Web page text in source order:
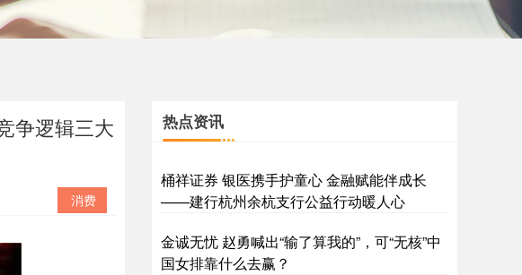
争逻辑三大
消费
热点资讯
桶祥证券 银医携手护童心 金融赋能伴成长
——建行杭州余杭支行公益行动暖人心
金诚无忧 赵勇喊出“输了算我的”，可“无核”中
国女排靠什么去赢？